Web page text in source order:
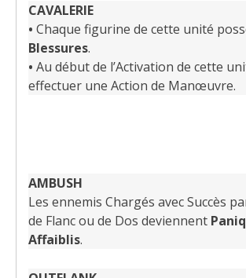
CAVALERIE
• Chaque figurine de cette unité
Blessures.
• Au début de l’Activation de cette
effectuer une Action de Manœuvre.
AMBUSH
Les ennemis Chargés avec Succès
de Flanc ou de Dos deviennent
Affaiblis.